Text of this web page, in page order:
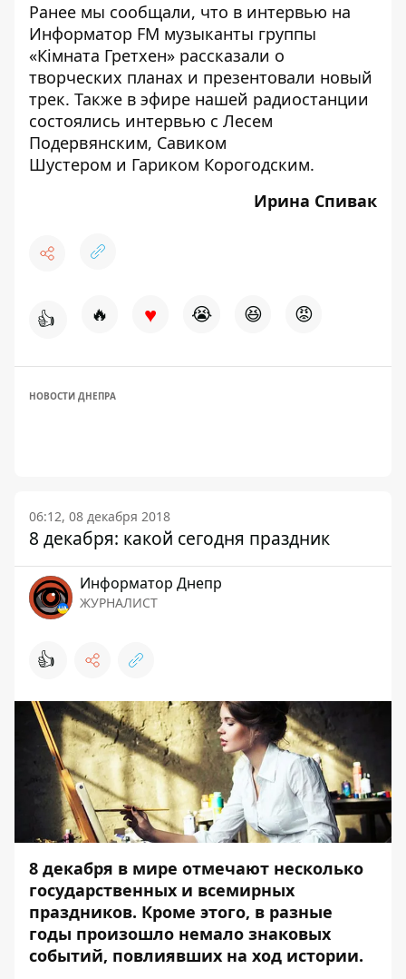
Ранее мы сообщали, что в интервью на
Информатор FM музыканты группы
«Кімната Гретхен» рассказали о
творческих планах и презентовали новый
трек. Также в эфире нашей радиостанции
состоялись интервью с Лесем
Подервянским, Савиком
Шустером и Гариком Корогодским.
Ирина Спивак
👍 🔥 ♥ 😭 😆 😡
НОВОСТИ ДНЕПРА
06:12, 08 декабря 2018
8 декабря: какой сегодня праздник
Информатор Днепр
ЖУРНАЛИСТ
👍
8 декабря в мире отмечают несколько
государственных и всемирных
праздников. Кроме этого, в разные
годы произошло немало знаковых
событий, повлиявших на ход истории.